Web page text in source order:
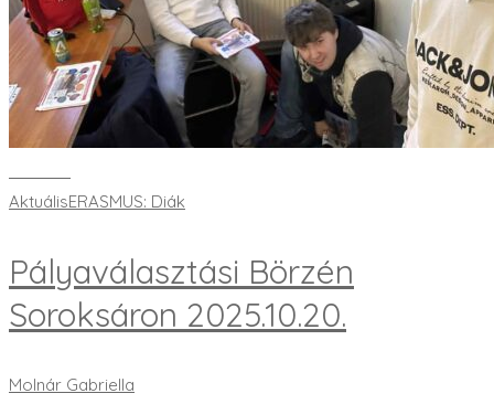
AktuálisERASMUS: Diák
Pályaválasztási Börzén
Soroksáron 2025.10.20.
Molnár Gabriella